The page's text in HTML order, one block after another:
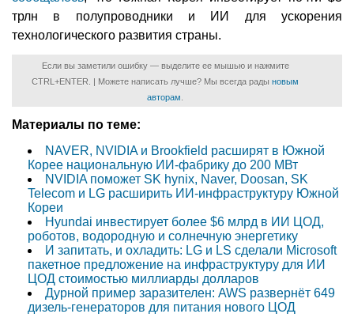
трлн в полупроводники и ИИ для ускорения
технологического развития страны.
Если вы заметили ошибку — выделите ее мышью и нажмите
CTRL+ENTER. | Можете написать лучше? Мы всегда рады новым
авторам
Материалы по теме:
NAVER, NVIDIA и Brookfield расширят в Южной
Корее национальную ИИ-фабрику до 200 МВт
NVIDIA поможет SK hynix, Naver, Doosan, SK
Telecom и LG расширить ИИ-инфраструктуру Южной
Кореи
Hyundai инвестирует более $6 млрд в ИИ ЦОД,
роботов, водородную и солнечную энергетику
И запитать, и охладить: LG и LS сделали Microsoft
пакетное предложение на инфраструктуру для ИИ
ЦОД стоимостью миллиарды долларов
Дурной пример заразителен: AWS развернёт 649
дизель-генераторов для питания нового ЦОД